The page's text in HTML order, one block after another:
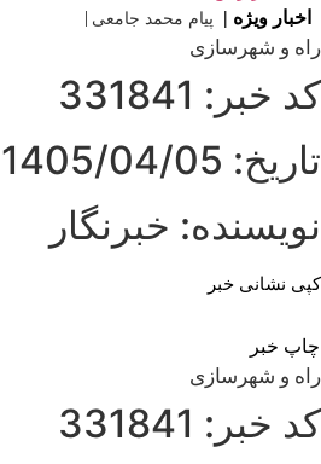
اخبار ویژه | پیام محمد جامعی مدیر رو
راه و شهرسازی
کد خبر: 331841
تاریخ: 1405/04/05
نویسنده: خبرنگار
کپی نشانی خبر
چاپ خبر
راه و شهرسازی
کد خبر: 331841